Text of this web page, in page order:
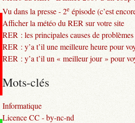
Vu dans la presse - 2e épisode (c’est
Afficher la météo du RER sur votre site
RER : les principales causes de problèmes
RER : y’a t’il une meilleure heure pour
RER : y’a t’il un « meilleur jour » pour
Mots-clés
Informatique
Licence CC - by-nc-nd